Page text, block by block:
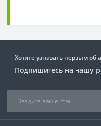
Хотите узнавать первым об
Подпишитесь на нашу